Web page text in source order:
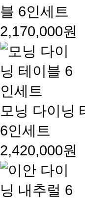
블 6인세트
2,170,000원
모닝 다이닝
6인세트
2,420,000원